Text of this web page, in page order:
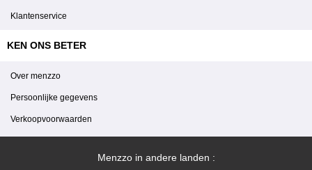
Klantenservice
KEN ONS BETER
Over menzzo
Persoonlijke gegevens
Verkoopvoorwaarden
Menzzo in andere landen :